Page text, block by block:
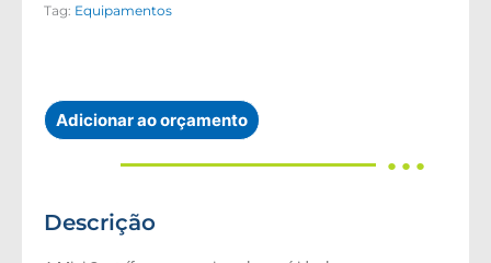
Tag: Equipamentos
Adicionar ao orçamento
● ● ●
Descrição